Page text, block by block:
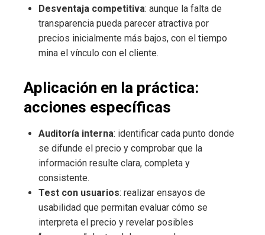
Desventaja competitiva: aunque la falta de
transparencia pueda parecer atractiva por
precios inicialmente más bajos, con el tiempo
mina el vínculo con el cliente.
Aplicación en la práctica:
acciones específicas
Auditoría interna: identificar cada punto donde
se difunde el precio y comprobar que la
información resulte clara, completa y
consistente.
Test con usuarios: realizar ensayos de
usabilidad que permitan evaluar cómo se
interpreta el precio y revelar posibles